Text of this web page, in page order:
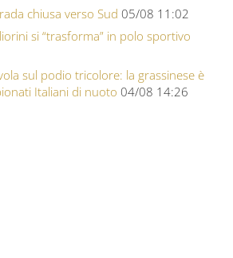
chiusa verso Sud 05/08 11:02
si “trasforma” in polo sportivo
sul podio tricolore: la grassinese è
Italiani di nuoto 04/08 14:26